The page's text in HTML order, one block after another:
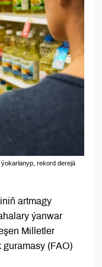
rekord derejä
artmagy
ýanwar
Milletler
(FAO)